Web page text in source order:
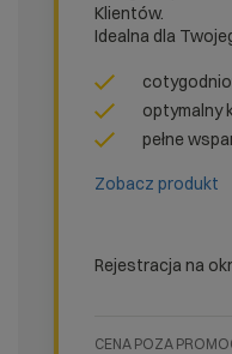
Klientów.
Idealna dla
optymalny
pełne
Zobacz produkt
Rejestracja na
CENA POZA